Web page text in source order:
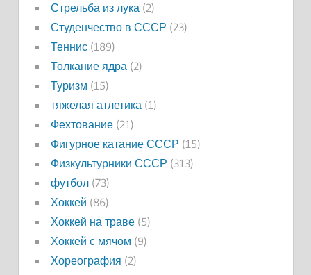
Стрельба из лука(2)
Студенчество в СССР (23)
Теннис(189)
Толкание ядра(2)
Туризм (15)
тяжелая атлетика(1)
Фехтование(21)
Фигурное катание СССР (15)
Физкультурники СССР (313)
футбол(73)
Хоккей (86)
Хоккей на траве(5)
Хоккей с мячом (9)
Хореография (2)